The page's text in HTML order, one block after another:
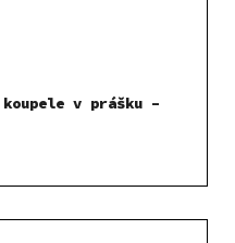
v prášku –